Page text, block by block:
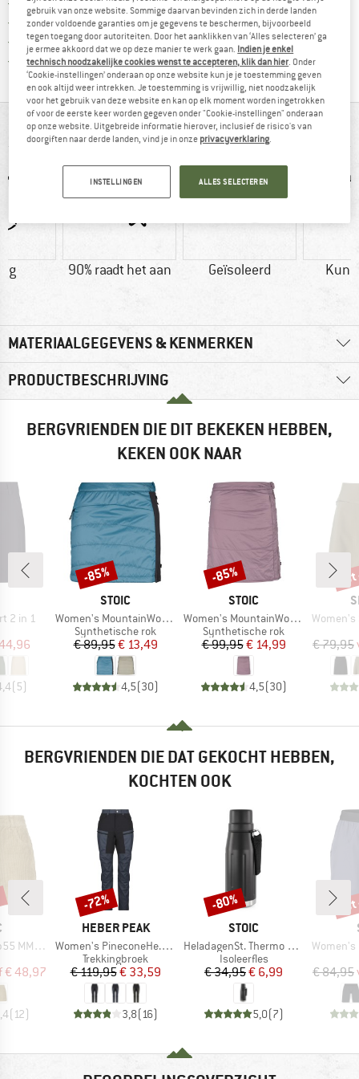
100 dagen bedenktijdVind de betalingsinformatie hier!
> 4.000.000 tevreden klanten
Alle artikelen in voorraad
IN EEN OOGOPSLAG
g 90% raadt het aan Geïsoleerd
MATERIAALGEGEVENS & KENMERKEN
PRODUCTBESCHRIJVING
BERGVRIENDEN DIE DIT BEKEKEN HEBBEN,
KEKEN OOK NAAR
2 in 1
prijs
( 5)
MERK
STOIC
Artikel
Women's MountainWool60 KilvoSt. Padded Skirt
Productgroep
Synthetische rok
Prijs
€ 89,95Verlaagde prijs
€ 13,49
4,5(30)
Korting
-85%
MERK
STOIC
Artikel
Women's MountainWool120 KilvoSt. Padded Skirt Warm
Productgroep
Synthetische rok
Prijs
€ 99,95Verlaagde prijs
€ 14,99
4,5(30)
Korting
-85%
Artikel
Women's
€ 79,95
BERGVRIENDEN DIE DAT GEKOCHT HEBBEN,
KOCHTEN OOK
Cord Shorts
prijs
€ 48,97
(12)
MERK
HEBER PEAK
Artikel
Women's PineconeHe. Trekking Pants
Productgroep
Trekkingbroek
Prijs
€ 119,95Verlaagde prijs
€ 33,59
3,8(16)
Korting
-72%
MERK
STOIC
Artikel
HeladagenSt. Thermo Bottle Outdoor
Productgroep
Isoleerfles
Prijs
€ 34,95Verlaagde prijs
€ 6,99
5,0(7)
Korting
-80%
Artikel
Women's
€ 84,95
gebruik van onze website. Sommige daarvan bevinden zich in derde landen
zonder voldoende garanties om je gegevens te beschermen, bijvoorbeeld
tegen toegang door autoriteiten. Door het aanklikken van ‘Alles selecteren’ ga
je ermee akkoord dat we op deze manier te werk gaan. Indien je enkel
technisch noodzakelijke cookies wenst te accepteren, klik dan hier . Onder
‘Cookie-instellingen’ onderaan op onze website kun je je toestemming geven
en ook altijd weer intrekken. Je toestemming is vrijwillig, niet noodzakelijk
voor het gebruik van deze website en kan op elk moment worden ingetrokken
of voor de eerste keer worden gegeven onder "Cookie-instellingen" onderaan
op onze website. Uitgebreide informatie hierover, inclusief de risico's van
doorgiften naar derde landen, vind je in onze privacyverklaring
INSTELLINGEN ALLES SELECTEREN